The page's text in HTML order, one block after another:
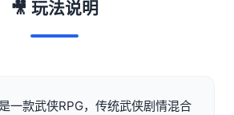
🎥 玩法说明
一款武侠RPG，传统武侠剧情混合